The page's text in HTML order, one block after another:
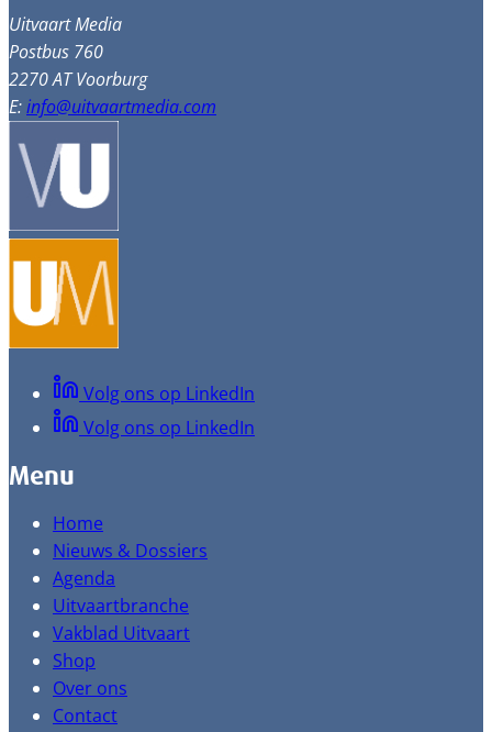
Uitvaart Media
Postbus 760
2270 AT Voorburg
E:info@uitvaartmedia.com
Volg ons op LinkedIn
Volg ons op LinkedIn
Menu
Home
Nieuws & Dossiers
Agenda
Uitvaartbranche
Vakblad Uitvaart
Shop
Over ons
Contact